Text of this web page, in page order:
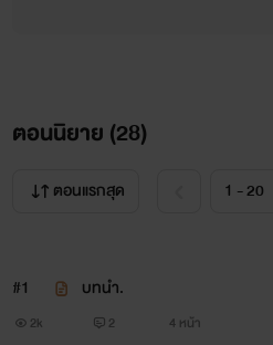
=pc=คุณหนูเเตงไทย หญิงส
โตที่มีเสน่ห์ยิ่งมองยิ่งน่าหลงไหล เอ
ตอนนิยาย (28)
ตอนแรกสุด
#1 บทนำ.
2k 2 4 หน้า